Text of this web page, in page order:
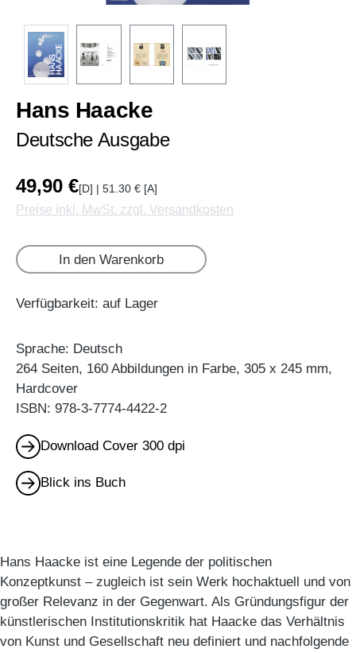
Hans Haacke
Deutsche Ausgabe
49,90 €[D] | 51.30 € [A]
Preise inkl. MwSt. zzgl. Versandkosten
In den Warenkorb
Verfügbarkeit: auf Lager
Sprache: Deutsch
264 Seiten, 160 Abbildungen in Farbe, 305 x 245 mm,
Hardcover
ISBN: 978-3-7774-4422-2
Download Cover 300 dpi
Blick ins Buch
Hans Haacke ist eine Legende der politischen
Konzeptkunst – zugleich ist sein Werk hochaktuell und von
großer Relevanz in der Gegenwart. Als Gründungsfigur der
künstlerischen Institutionskritik hat Haacke das Verhältnis
von Kunst und Gesellschaft neu definiert und nachfolgende